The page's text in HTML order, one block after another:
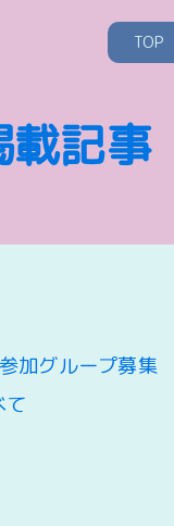
TOP
載記事
加グループ募集